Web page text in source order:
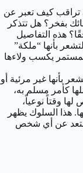
كيف تعبر عن
بفخر؟ هل تتذكر
هذه التفاصيل
بأنها “ملكة”
يكسب ولاءها
بأنها غير مرئية أو
كأمر مسلم به،
وقتاً نوعياً،
هذا السلوك يظهر
تبتعد عن أي شخص